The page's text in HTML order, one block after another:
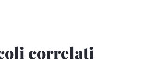
correlati